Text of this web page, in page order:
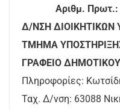
Αριθμ. Πρωτ.:
Δ/ΝΣΗ ΔΙΟΙΚΗΤΙΚΩΝ
ΤΜΗΜΑ
ΓΡΑΦΕΙΟ
Πληροφορίες:
Ταχ. Δ/νση: 63088